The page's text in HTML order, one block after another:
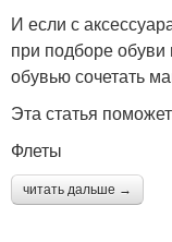
И если с
при подборе обуви
обувью сочетать
Эта статья
Флеты
читать дальше →